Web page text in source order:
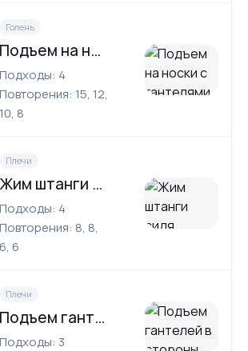
Голень
Подъем на носки с гантелями
Подходы: 4
Повторения: 15, 12,
10, 8
Плечи
Жим штанги сидя
Подходы: 4
Повторения: 8, 8,
6, 6
Плечи
Подъем гантелей в стороны
Подходы: 3